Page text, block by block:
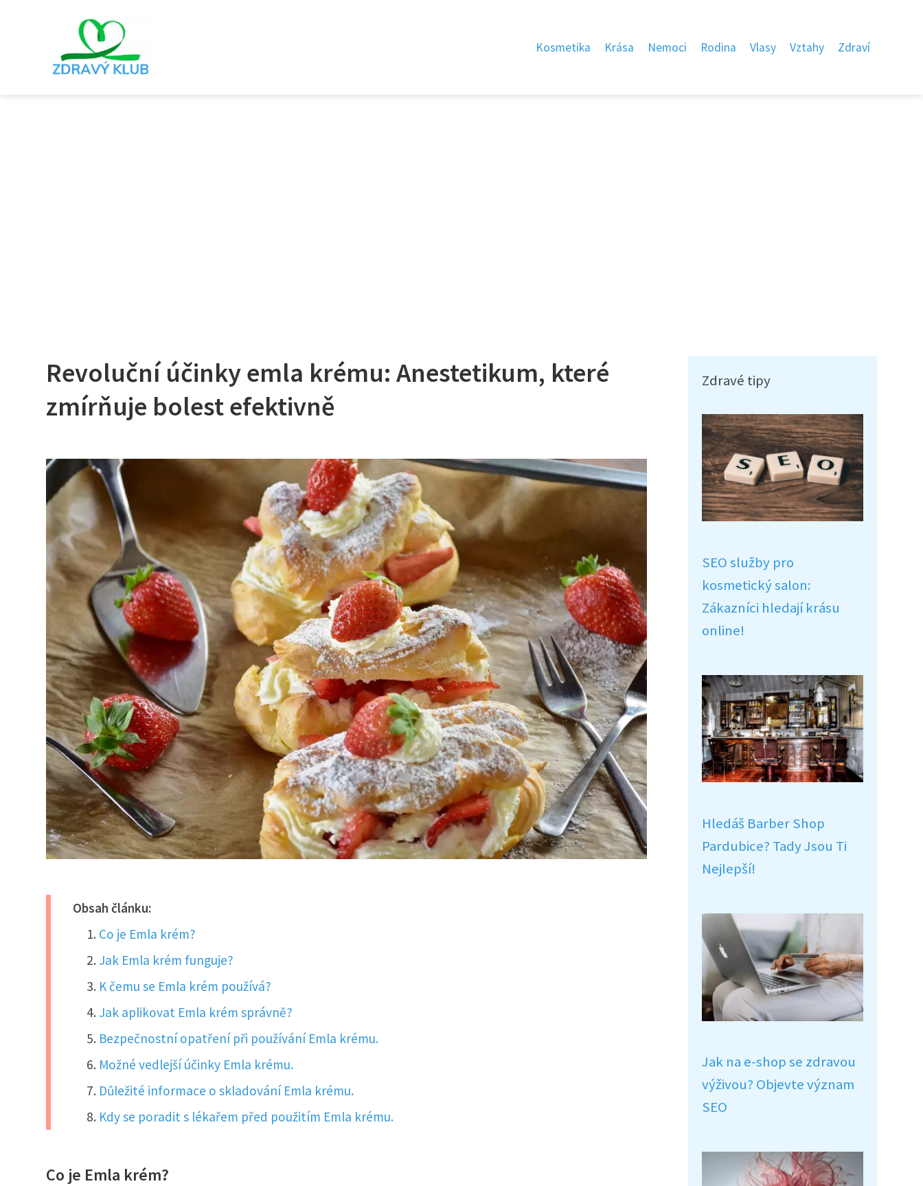
Kosmetika Krása Nemoci Rodina Vlasy Vztahy Zdraví
Revoluční účinky emla krému: Anestetikum, které
zmírňuje bolest efektivně
Obsah článku:
Co je Emla krém?
Jak Emla krém funguje?
K čemu se Emla krém používá?
Jak aplikovat Emla krém správně?
Bezpečnostní opatření při používání Emla krému.
Možné vedlejší účinky Emla krému.
Důležité informace o skladování Emla krému.
Kdy se poradit s lékařem před použitím Emla krému.
Co je Emla krém?
Zdravé tipy
SEO služby pro
kosmetický salon:
Zákazníci hledají krásu
online!
Hledáš Barber Shop
Pardubice? Tady Jsou Ti
Nejlepší!
Jak na e-shop se zdravou
výživou? Objevte význam
SEO